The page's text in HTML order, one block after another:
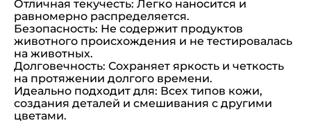
Отличная текучесть: Легко наносится и
равномерно распределяется.
Безопасность: Не содержит продуктов
животного происхождения и не тестировалась
на животных.
Долговечность: Сохраняет яркость и четкость
на протяжении долгого времени.
Идеально подходит для: Всех типов кожи,
создания деталей и смешивания с другими
цветами.